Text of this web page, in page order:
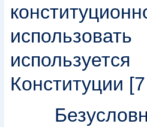
Конституции